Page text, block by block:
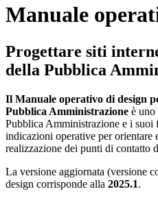
Manuale
Progettare siti
della Pubblica
Il Manuale operativo di design
Pubblica Amministrazione è uno
Pubblica Amministrazione e i
indicazioni operative per orientare
realizzazione dei punti di contatto
La versione aggiornata (versione
design corrisponde alla 2025.1.